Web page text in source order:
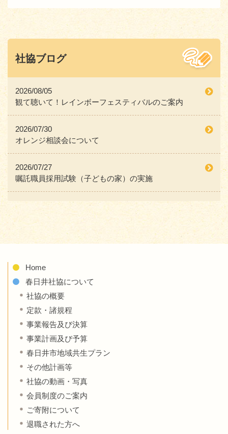
社協ブログ
2026/08/05
観て聴いて！レインボーフェスティバルのご案内
2026/07/30
オレンジ相談会について
2026/07/27
嘱託職員採用試験（子どもの家）の実施
Home
春日井社協について
社協の概要
定款・諸規程
事業報告及び決算
事業計画及び予算
春日井市地域共生プラン
その他計画等
社協の動画・写真
会員制度のご案内
ご寄附について
退職された方へ